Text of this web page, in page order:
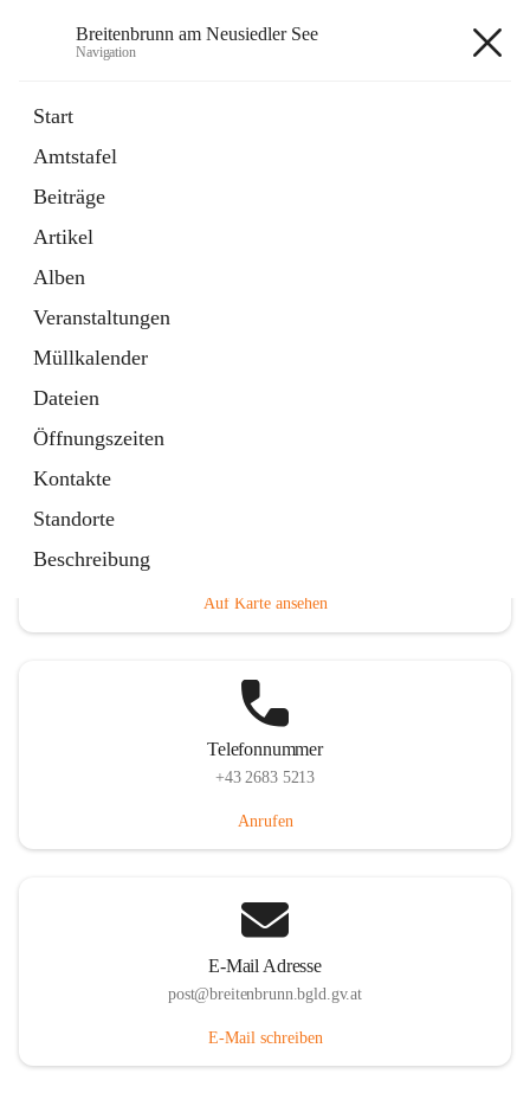
Breitenbrunn am Neusiedler See
Navigation
Start
Amtstafel
Beiträge
Artikel
Alben
Veranstaltungen
Müllkalender
Dateien
Öffnungszeiten
Kontakte
Standorte
Beschreibung
18 Schnellzugriffe
Gemeindeservice
Auf Karte ansehen
Telefonnummer
+43 2683 5213
Anrufen
E-Mail Adresse
post@breitenbrunn.bgld.gv.at
E-Mail schreiben